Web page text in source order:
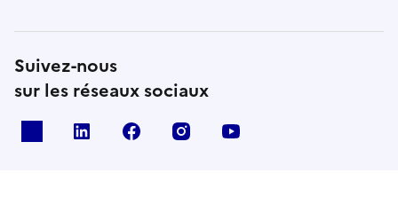
Suivez-nous
sur les réseaux sociaux
Linkedin Facebook Instagram